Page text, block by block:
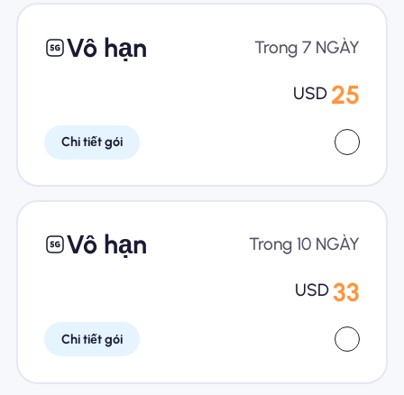
Vô hạn Trong 7 NGÀY
USD 25
Chi tiết gói
Vô hạn Trong 10 NGÀY
USD 33
Chi tiết gói